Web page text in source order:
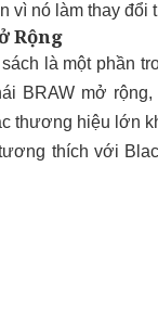
vì nó làm thay
Rộng
là một phần
BRAW mở
thương hiệu lớn
thích với